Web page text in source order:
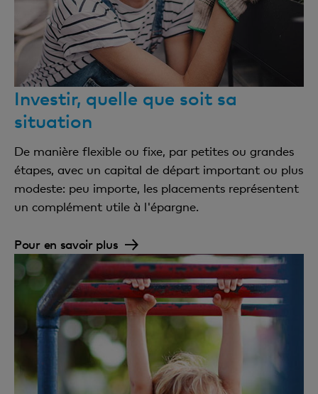
Recommandations d’optimisation tenant
compte de la stratégie de portefeuille
Surveillance et reporting
Contrôle du respect de la stratégie applicable
au portefeuille
Relevé de fortune pour l’ensemble de la relation
d’affaires (au choix: mensuel, trimestriel ou
annuel)
trimestriel ou annuel)
eRelevé fiscal (Suisse) pour l’ensemble de la
relation d’affaires
Notifications push
Confirmation d’achat (par SMS ou e-mail)
Investir, quelle que soit sa
situation
De manière flexible ou fixe, par petites ou grandes
étapes, avec un capital de départ important ou plus
modeste: peu importe, les placements représentent
un complément utile à l'épargne.
Pour en savoir plus